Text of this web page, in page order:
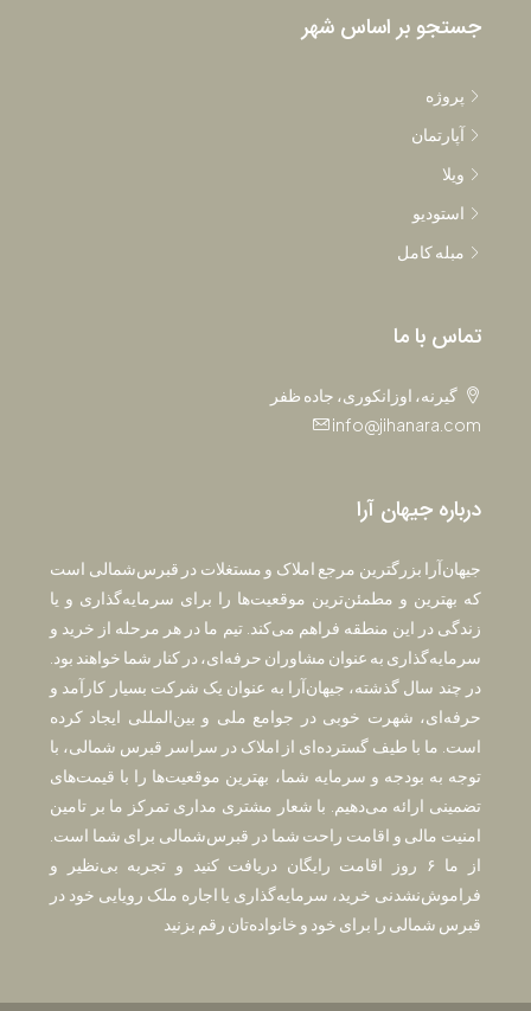
جستجو بر اساس شهر
پروژه
آپارتمان
ویلا
استودیو
مبله کامل
تماس با ما
گیرنه، اوزانکوری، جاده ظفر
info@jihanara.com
درباره جیهان آرا
جیهان‌آرا بزرگترین مرجع املاک و مستغلات در قبرس‌شمالی است
که بهترین و مطمئن‌ترین موقعیت‌ها را برای سرمایه‌گذاری و یا
زندگی در این منطقه فراهم می‌کند. تیم ما در هر مرحله از خرید و
سرمایه‌گذاری به عنوان مشاوران حرفه‌ای، در کنار شما خواهند بود.
در چند سال گذشته، جیهان‌آرا به عنوان یک شرکت بسیار کارآمد و
حرفه‌ای، شهرت خوبی در جوامع ملی و بین‌المللی ایجاد کرده
است. ما با طیف گسترده‌ای از املاک در سراسر قبرس شمالی، با
توجه به بودجه و سرمایه شما، بهترین موقعیت‌ها را با قیمت‌های
تضمینی ارائه می‌دهیم. با شعار مشتری مداری تمرکز ما بر تامین
امنیت مالی و اقامت راحت شما در قبرس‌شمالی برای شما است.
از ما ۶ روز اقامت رایگان دریافت کنید و تجربه بی‌نظیر و
فراموش‌نشدنی خرید، سرمایه‌گذاری یا اجاره ملک رویایی خود در
قبرس شمالی را برای خود و خانواده‌تان رقم بزنید